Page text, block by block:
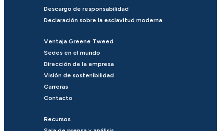
Descargo de responsabilidad
Declaración sobre la esclavitud moderna
Ventaja Greene Tweed
Sedes en el mundo
Dirección de la empresa
Visión de sostenibilidad
Carreras
Contacto
Recursos